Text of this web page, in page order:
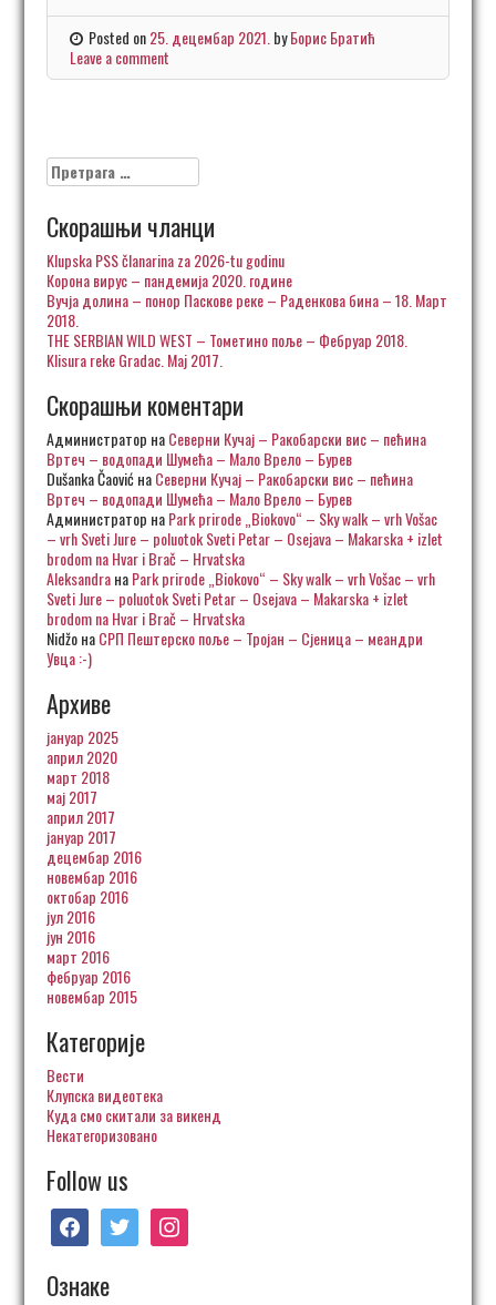
Posted on25. децембар 2021. byБорис Братић
Leave a comment
Претрага
за:
Скорашњи чланци
Klupska PSS članarina za 2026-tu godinu
Корона вирус – пандемија 2020. године
Вучја долина – понор Паскове реке – Раденкова бина – 18. Март
2018.
THE SERBIAN WILD WEST – Тометино поље – Фебруар 2018.
Klisura reke Gradac. Maj 2017.
Скорашњи коментари
Администратор наСеверни Кучај – Ракобарски вис – пећина
Вртеч – водопади Шумећа – Мало Врело – Бурев
Dušanka ČaovićнаСеверни Кучај – Ракобарски вис – пећина
Вртеч – водопади Шумећа – Мало Врело – Бурев
Администратор наPark prirode „Biokovo“ – Sky walk – vrh Vošac
– vrh Sveti Jure – poluotok Sveti Petar – Osejava – Makarska + izlet
brodom na Hvar i Brač – Hrvatska
AleksandraнаPark prirode „Biokovo“ – Sky walk – vrh Vošac – vrh
Sveti Jure – poluotok Sveti Petar – Osejava – Makarska + izlet
brodom na Hvar i Brač – Hrvatska
NidžoнаСРП Пештерско поље – Тројан – Сјеница – меандри
Увца :-)
Архиве
јануар 2025
април 2020
март 2018
мај 2017
април 2017
јануар 2017
децембар 2016
новембар 2016
октобар 2016
јул 2016
јун 2016
март 2016
фебруар 2016
новембар 2015
Категорије
Вести
Клупска видеотека
Куда смо скитали за викенд
Некатегоризовано
Follow us
facebooktwitter instagram
Ознаке